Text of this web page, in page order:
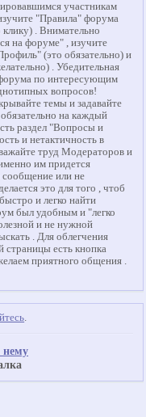
участникам
"Правила" форума
клику) . Внимательно
на форуме" , изучите
(это обязательно) и
. Убедительная
по интересующим
вопросов!
темы и задавайте
на каждый
раздел "Вопросы и
и нетактичность в
труд Модераторов и
им придется
сообщение или не
это для того , чтоб
и легко найти
был удобным и "легко
и не нужной
. Для облегчения
страницы есть кнопка
приятного общения .
.
нему